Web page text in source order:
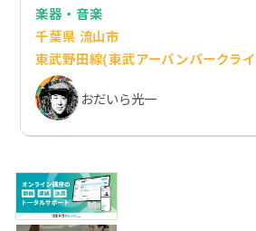
楽器・音楽
千葉県 流山市
東武野田線(東武アーバンパークラ
おだいら光一